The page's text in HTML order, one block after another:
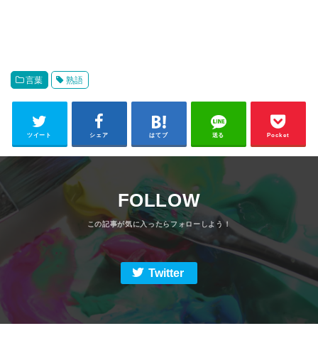
言葉 熟語
ツイート シェア はてブ 送る Pocket
FOLLOW
Twitter